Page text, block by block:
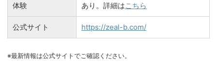
体験 あり。詳細はこちら
公式サイト https://zeal-b.com/
※最新情報は公式サイトでご確認ください。